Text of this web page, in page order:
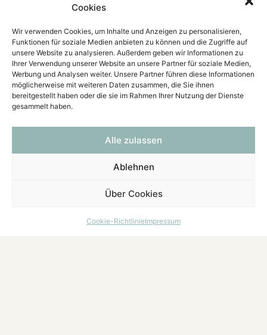
Cookies
Wir verwenden Cookies, um Inhalte und Anzeigen zu personalisieren,
Funktionen für soziale Medien anbieten zu können und die Zugriffe auf
unsere Website zu analysieren. Außerdem geben wir Informationen zu
Ihrer Verwendung unserer Website an unsere Partner für soziale Medien,
Werbung und Analysen weiter. Unsere Partner führen diese Informationen
möglicherweise mit weiteren Daten zusammen, die Sie ihnen
bereitgestellt haben oder die sie im Rahmen Ihrer Nutzung der Dienste
gesammelt haben.
Alle zulassen
Ablehnen
Über Cookies
Cookie-RichtlinieImpressum